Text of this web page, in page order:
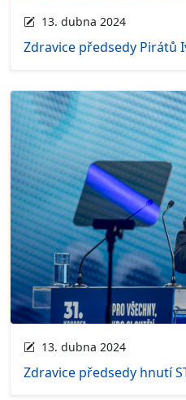
13. dubna 2024
Zdravice předsedy Pirátů
13. dubna 2024
Zdravice předsedy hnutí